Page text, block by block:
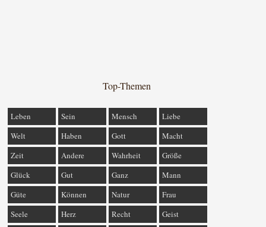
Top-Themen
Leben Sein Mensch
Liebe
Welt
Haben Gott
Macht
Zeit
Andere Wahrheit
Größe
Glück
Gut Ganz
Mann
Güte
Können Natur
Frau
Seele
Herz Recht Geist